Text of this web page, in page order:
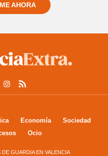
AHORA
Economía
Sociedad
Ocio
DE GUARDIA EN VALENCIA